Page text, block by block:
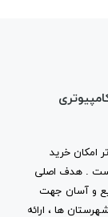
امکان خرید
است . هدف اصلی
و آسان جهت
ها ، ارائه